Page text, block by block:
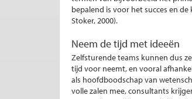
bepalend is voor het succes en de
Stoker, 2000).
Neem de tijd met ideeën
Zelfsturende teams kunnen dus
tijd voor neemt, en vooral
als hoofdboodschap van
volle zalen mee, consultants